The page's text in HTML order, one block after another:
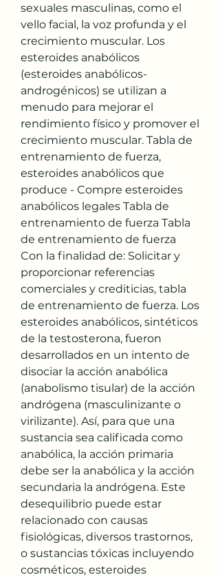
sexuales masculinas, como el
vello facial, la voz profunda y el
crecimiento muscular. Los
esteroides anabólicos
(esteroides anabólicos-
androgénicos) se utilizan a
menudo para mejorar el
rendimiento físico y promover el
crecimiento muscular. Tabla de
entrenamiento de fuerza,
esteroides anabólicos que
produce - Compre esteroides
anabólicos legales Tabla de
entrenamiento de fuerza Tabla
de entrenamiento de fuerza
Con la finalidad de: Solicitar y
proporcionar referencias
comerciales y crediticias, tabla
de entrenamiento de fuerza. Los
esteroides anabólicos, sintéticos
de la testosterona, fueron
desarrollados en un intento de
disociar la acción anabólica
(anabolismo tisular) de la acción
andrógena (masculinizante o
virilizante). Así, para que una
sustancia sea calificada como
anabólica, la acción primaria
debe ser la anabólica y la acción
secundaria la andrógena. Este
desequilibrio puede estar
relacionado con causas
fisiológicas, diversos trastornos,
o sustancias tóxicas incluyendo
cosméticos, esteroides